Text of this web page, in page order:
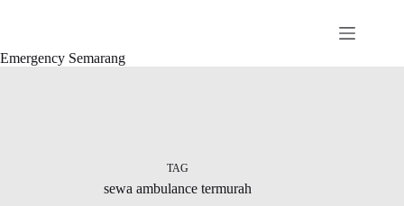
Emergency Semarang
TAG
sewa ambulance termurah